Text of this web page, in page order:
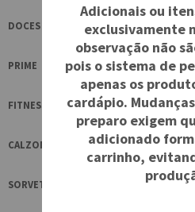
DOCES
PRIME
FITNESS
CALZONES
SORVETES
Adicionais ou
exclusivamente
observação não
pois o sistema de
apenas os
cardápio.
preparo exigem
adicionado
carrinho,